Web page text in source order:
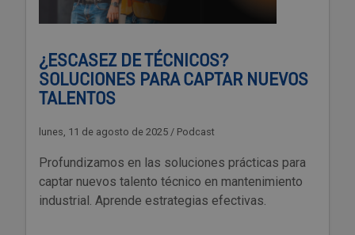
¿ESCASEZ DE TÉCNICOS?
SOLUCIONES PARA CAPTAR NUEVOS
TALENTOS
lunes, 11 de agosto de 2025 / Podcast
Profundizamos en las soluciones prácticas para
captar nuevos talento técnico en mantenimiento
industrial. Aprende estrategias efectivas.